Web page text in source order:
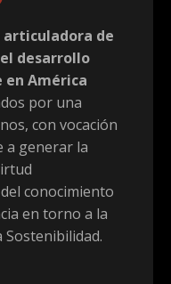
articuladora de
desarrollo
en América
por una
con vocación
a generar la
conocimiento
en torno a la
Sostenibilidad.